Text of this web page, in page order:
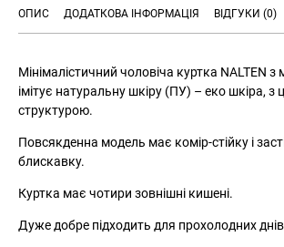
ОПИС ДОДАТКОВА ІНФОРМАЦІЯ ВІДГУКИ (0)
Мінімалістичний чоловіча куртка NALTEN з
імітує натуральну шкіру (ПУ) – еко шкіра, з
структурою.
Повсякденна модель має комір-стійку і
блискавку.
Куртка має чотири зовнішні кишені.
Дуже добре підходить для прохолодних